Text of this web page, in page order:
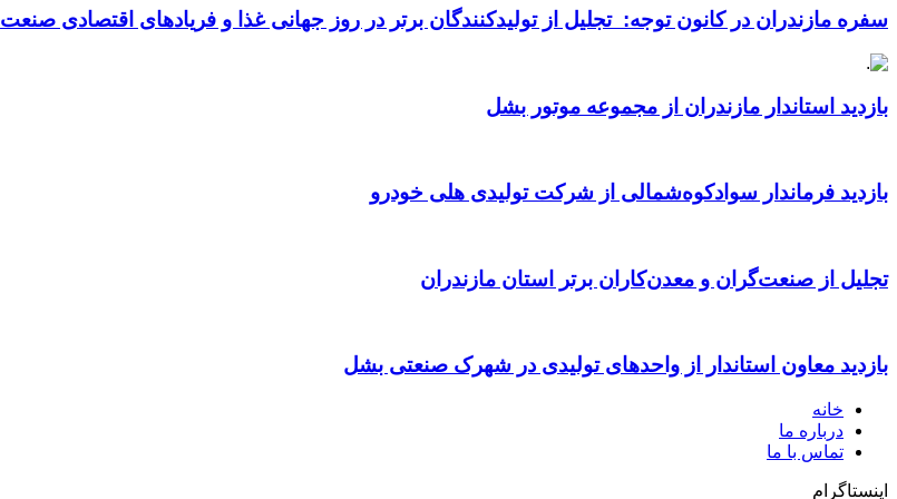
سفره مازندران در کانون توجه: تجلیل از تولیدکنندگان برتر در روز جهانی غذا و فریادهای اقتصادی صنعت
بازدید استاندار مازندران از مجموعه موتور بشل
بازدید فرماندار سوادکوه‌شمالی از شرکت تولیدی هلی خودرو
تجلیل از صنعت‌گران و معدن‌کاران برتر استان مازندران
بازدید معاون استاندار از واحدهای تولیدی در شهرک صنعتی بشل
خانه
درباره ما
تماس با ما
اینستاگرام